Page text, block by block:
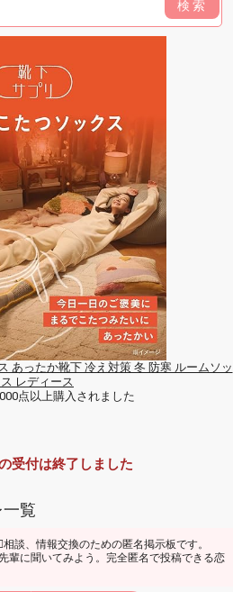
検索
あったか靴下 冷え対策 冬 防寒 ルームソッ
レディース
点以上購入されました
受付は終了しました
覧
相談、情報交換のための匿名掲示板です。
輩に聞いてみよう。完全匿名で投稿できる恋